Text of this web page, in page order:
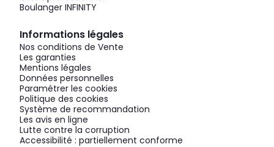
Boulanger INFINITY
Informations légales
Nos conditions de Vente
Les garanties
Mentions légales
Données personnelles
Paramétrer les cookies
Politique des cookies
Système de recommandation
Les avis en ligne
Lutte contre la corruption
Accessibilité : partiellement conforme